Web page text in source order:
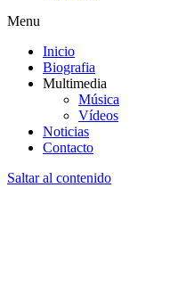
Menu
Inicio
Biografia
Multimedia
Música
Vídeos
Noticias
Contacto
Saltar al contenido